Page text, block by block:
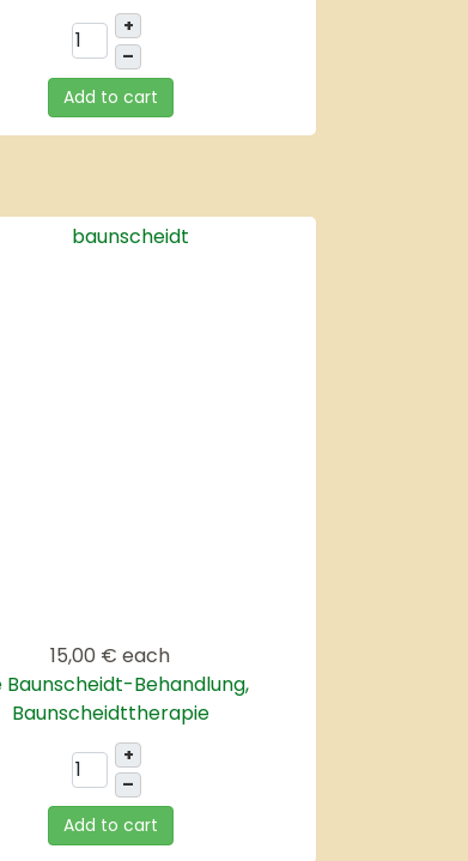
+
–
Add to cart
15,00 € each
Baunscheidt-Behandlung,
Baunscheidttherapie
+
–
Add to cart